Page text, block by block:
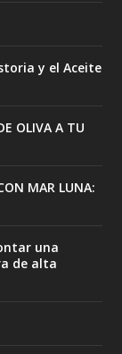
y el Aceite
OLIVA A TU
MAR LUNA:
una
de alta